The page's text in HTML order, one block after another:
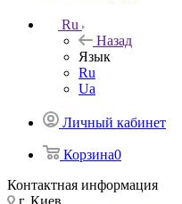
Ru
Назад
Язык
Ru
Ua
Личный кабинет
Корзина0
Контактная информация
г. Киев